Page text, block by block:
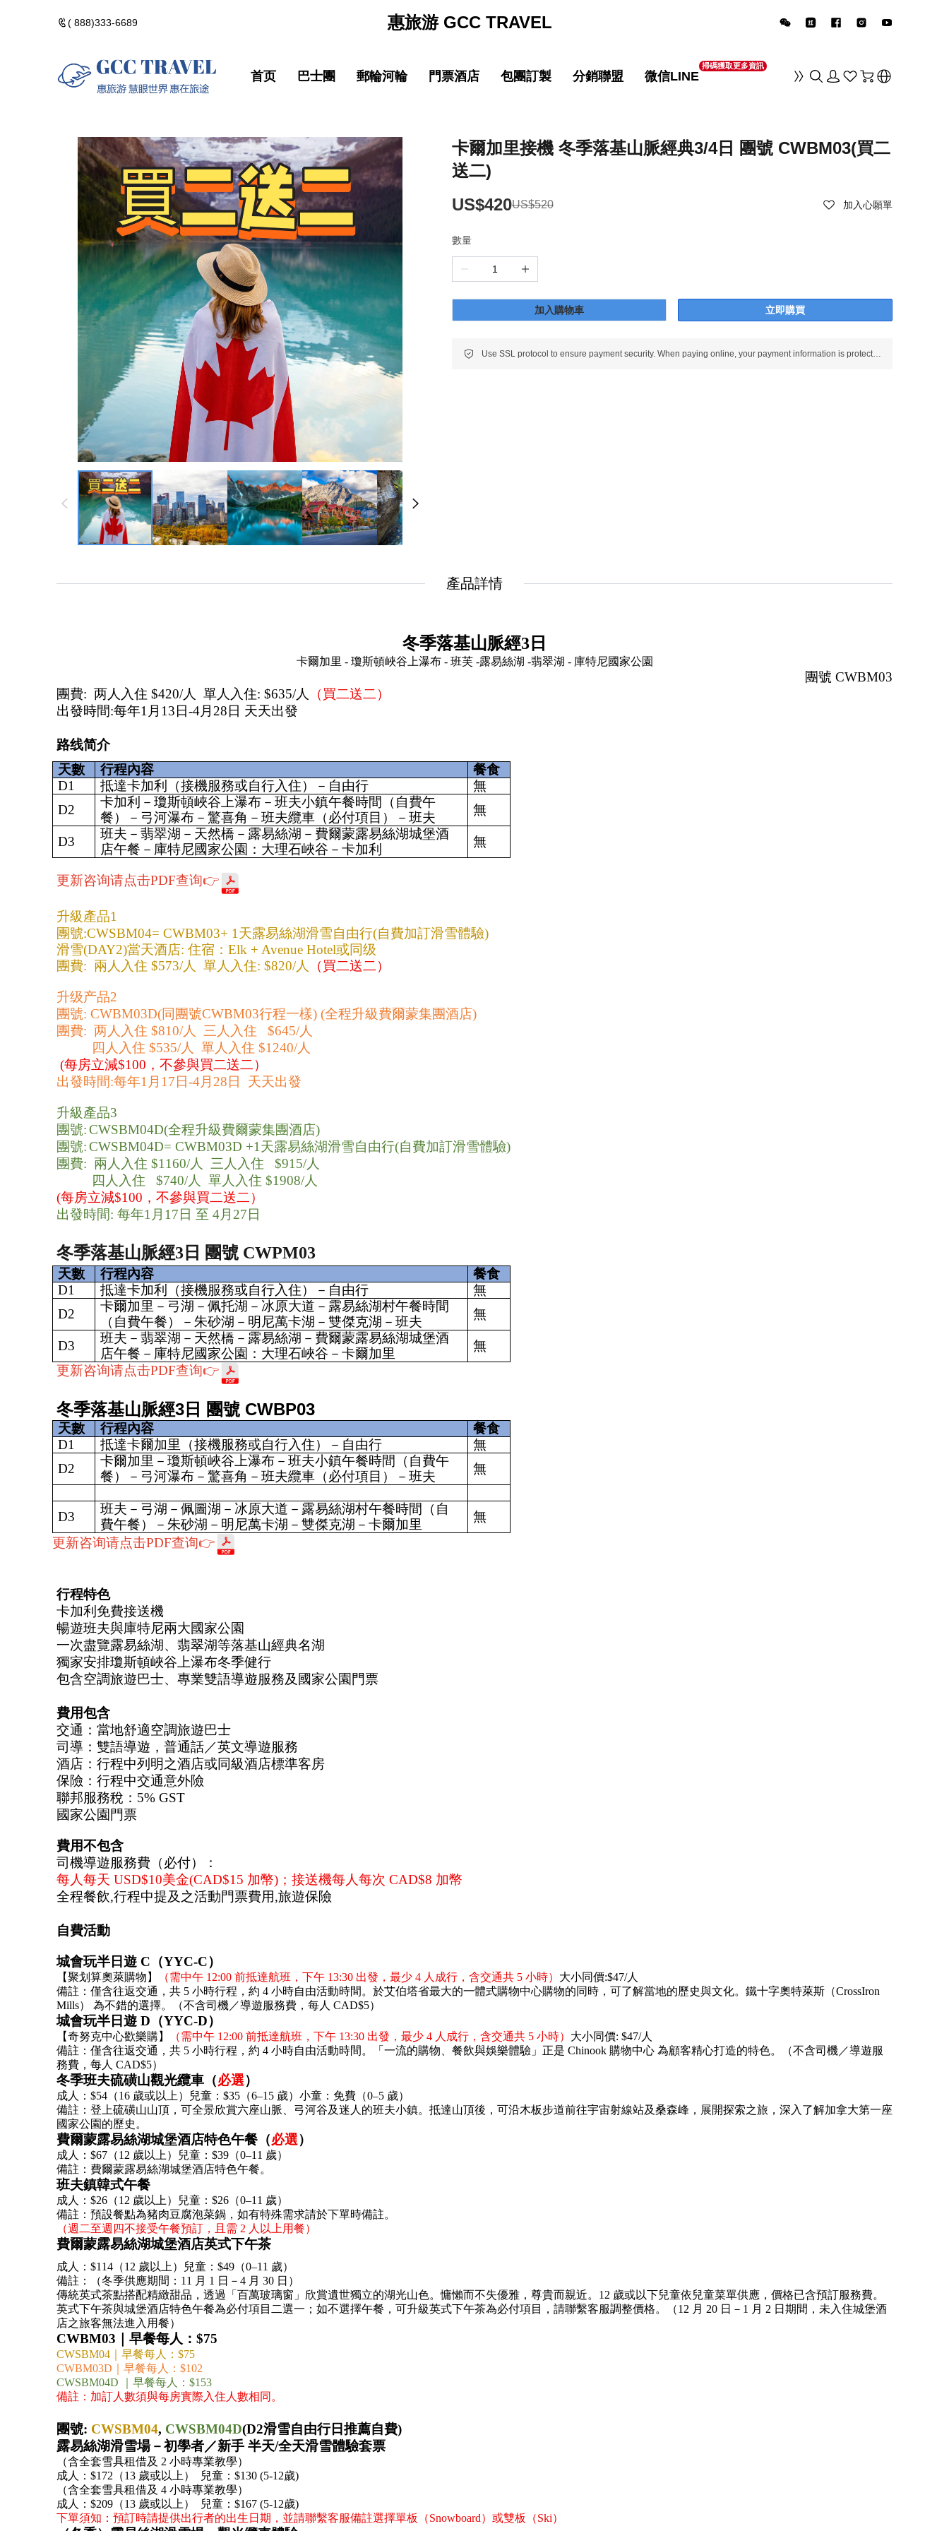
( 888)333-6689 惠旅游 GCC TRAVEL
黃石國家公園
加拿大落基山
美國西部遊
美國東部遊
夏威夷群島・精選
北極光觀測・精選
佛州陽光・美國城市
墨西哥 ・中南美洲
品質 亞洲精選
超值 亞洲精選
品質 歐洲環線
奢華 歐洲甄選
澳大利亞 新西蘭
非洲 中東 中亞
惠旅全球甄選
英文團 English
輕旅行(美洲)
輕旅行(歐洲)
輕旅行(亞洲)
河輪熱門路線
維京熱門路線(VIKING)
中文導遊河輪路線
郵輪品牌專區
精選酒店
點擊添加企業微信
首页 巴士團
黃石國家公園
加拿大落基山
美國西部遊
美國東部遊
夏威夷群島・精選
北極光觀測・精選
佛州陽光・美國城市
墨西哥 ・中南美洲
品質 亞洲精選
超值 亞洲精選
奢華 亞洲甄選
品質 歐洲環線
奢華 歐洲甄選
非洲 中東 中亞
惠旅全球甄選
英文團 English
輕旅行(美洲)
輕旅行(歐洲)
輕旅行(亞洲)
郵輪河輪
河輪熱門路線
維京熱門路線(VIKING)
中文導遊河輪路線
郵輪品牌專區
門票酒店
精選酒店
包團訂製 分銷聯盟 微信LINE
掃碼獲取更多資訊
點擊添加企業微信 點擊添加企業LINE
卡爾加里接機 冬季落基山脈經典3/4日 團號 CWBM03(買二
送二)
US$420US$520 加入心願單
數量
加入購物車 立即購買
Use SSL protocol to ensure payment security. When paying online, your payment information is protected.
產品詳情
冬季落基山脈經3日
卡爾加里 - 瓊斯頓峽谷上瀑布 - 班芙 -露易絲湖 -翡翠湖 - 庫特尼國家公園
團號 CWBM03
團費:  两人入住 $420/人  單人入住: $635/人
（買二送二）
出發時間:每年1月13日-4月28日 天天出發
路线简介
天數
行程內容
餐食
D1
抵達卡加利（接機服務或自行入住）－自由行
無
D2
卡加利－瓊斯頓峽谷上瀑布－班夫小鎮午餐時間（自費午
餐）－弓河瀑布－驚喜角－班夫纜車（必付項目）－班夫
無
D3
班夫－翡翠湖－天然橋－露易絲湖－費爾蒙露易絲湖城堡酒
店午餐－庫特尼國家公園：大理石峽谷－卡加利
無
更新咨询请点击PDF查询👉
升級產品1
團號:CWSBM04= CWBM03+ 1天露易絲湖滑雪自由行(自費加訂滑雪體驗)
滑雪(DAY2)當天酒店: 住宿：Elk + Avenue Hotel或同级
團費: 兩人入住 $573/人  單人入住: $820/人 （買二送二）
升级产品2
團號: CWBM03D(同團號CWBM03行程一樣) (全程升級費爾蒙集團酒店)
團費:  两人入住 $810/人  三人入住   $645/人
四人入住 $535/人  單人入住 $1240/人
(每房立減$100，不參與買二送二）
出發時間:每年1月17日-4月28日  天天出發
升級產品3
團號:CWSBM04D(全程升級費爾蒙集團酒店)
團號:CWSBM04D= CWBM03D +1天露易絲湖滑雪自由行(自費加訂滑雪體驗)
團費:  兩人入住 $1160/人  三人入住   $915/人
四人入住   $740/人  單人入住 $1908/人
(每房立減$100，不參與買二送二）
出發時間: 每年1月17日 至 4月27日
冬季落基山脈經3日 團號 CWPM03
天數 行程內容
餐食
D1
抵達卡加利（接機服務或自行入住）－自由行
無
D2
卡爾加里－弓湖－佩托湖－冰原大道－露易絲湖村午餐時間
（自費午餐）－朱砂湖－明尼萬卡湖－雙傑克湖－班夫
無
D3
班夫－翡翠湖－天然橋－露易絲湖－費爾蒙露易絲湖城堡酒
店午餐－庫特尼國家公園：大理石峽谷－卡爾加里
無
更新咨询请点击PDF查询👉
冬季落基山脈經3日 團號 CWBP03
天數 行程內容
餐食
D1
抵達卡爾加里（接機服務或自行入住）－自由行
無
D2
卡爾加里－瓊斯頓峽谷上瀑布－班夫小鎮午餐時間（自費午
餐）－弓河瀑布－驚喜角－班夫纜車（必付項目）－班夫
無
D3
班夫－弓湖－佩圖湖－冰原大道－露易絲湖村午餐時間（自
費午餐）－朱砂湖－明尼萬卡湖－雙傑克湖－卡爾加里
無
更新咨询请点击PDF查询👉
行程特色
卡加利免費接送機
暢遊班夫與庫特尼兩大國家公園
一次盡覽露易絲湖、翡翠湖等落基山經典名湖
獨家安排瓊斯頓峽谷上瀑布冬季健行
包含空調旅遊巴士、專業雙語導遊服務及國家公園門票
費用包含
交通：當地舒適空調旅遊巴士
司導：雙語導遊，普通話／英文導遊服務
酒店：行程中列明之酒店或同級酒店標準客房
保險：行程中交通意外險
聯邦服務稅：5% GST
國家公園門票
費用不包含
司機導遊服務費（必付）：
每人每天 USD$10美金(CAD$15 加幣)；接送機每人每次 CAD$8 加幣
全程餐飲,行程中提及之活動門票費用,旅遊保險
自費活動
城會玩半日遊 C（YYC-C）
【聚划算奧萊購物】 （需中午 12:00 前抵達航班，下午 13:30 出發，最少 4 人成行，含交通共 5 小時） 大小同價:$47/人
備註：僅含往返交通，共 5 小時行程，約 4 小時自由活動時間。於艾伯塔省最大的一體式購物中心購物的同時，可了解當地的歷史與文化。鐵十字奧特萊斯（CrossIron
Mills） 為不錯的選擇。（不含司機／導遊服務費，每人 CAD$5）
城會玩半日遊 D（YYC-D）
【奇努克中心歡樂購】 （需中午 12:00 前抵達航班，下午 13:30 出發，最少 4 人成行，含交通共 5 小時） 大小同價: $47/人
備註：僅含往返交通，共 5 小時行程，約 4 小時自由活動時間。「一流的購物、餐飲與娛樂體驗」正是 Chinook 購物中心 為顧客精心打造的特色。（不含司機／導遊服
務費，每人 CAD$5）
冬季班夫硫磺山觀光纜車（必選）
成人：$54（16 歲或以上）兒童：$35（6–15 歲）小童：免費（0–5 歲）
備註：登上硫磺山山頂，可全景欣賞六座山脈、弓河谷及迷人的班夫小鎮。抵達山頂後，可沿木板步道前往宇宙射線站及桑森峰，展開探索之旅，深入了解加拿大第一座
國家公園的歷史。
費爾蒙露易絲湖城堡酒店特色午餐（必選）
成人：$67（12 歲以上）兒童：$39（0–11 歲）
備註：費爾蒙露易絲湖城堡酒店特色午餐。
班夫鎮韓式午餐
成人：$26（12 歲以上）兒童：$26（0–11 歲）
備註：預設餐點為豬肉豆腐泡菜鍋，如有特殊需求請於下單時備註。
（週二至週四不接受午餐預訂，且需 2 人以上用餐）
費爾蒙露易絲湖城堡酒店英式下午茶
成人：$114（12 歲以上）兒童：$49（0–11 歲）
備註：（冬季供應期間：11 月 1 日－4 月 30 日）
傳統英式茶點搭配精緻甜品，透過「百萬玻璃窗」欣賞遺世獨立的湖光山色。慵懶而不失優雅，尊貴而親近。12 歲或以下兒童依兒童菜單供應，價格已含預訂服務費。
英式下午茶與城堡酒店特色午餐為必付項目二選一；如不選擇午餐，可升級英式下午茶為必付項目，請聯繫客服調整價格。（12 月 20 日－1 月 2 日期間，未入住城堡酒
店之旅客無法進入用餐）
CWBM03｜早餐每人：$75
CWSBM04｜早餐每人：$75
CWBM03D｜早餐每人：$102
CWSBM04D ｜早餐每人：$153
備註：加訂人數須與每房實際入住人數相同。
團號: CWSBM04, CWSBM04D(D2滑雪自由行日推薦自費)
露易絲湖滑雪場－初學者／新手 半天/全天滑雪體驗套票
（含全套雪具租借及 2 小時專業教學）
成人：$172（13 歲或以上）  兒童：$130 (5-12歲)
（含全套雪具租借及 4 小時專業教學）
成人：$209（13 歲或以上）  兒童：$167 (5-12歲)
下單須知：預訂時請提供出行者的出生日期，並請聯繫客服備註選擇單板（Snowboard）或雙板（Ski）